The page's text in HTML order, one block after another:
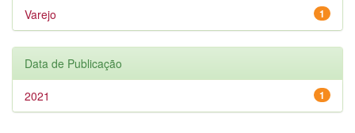
1
Varejo
Data de Publicação
1
2021